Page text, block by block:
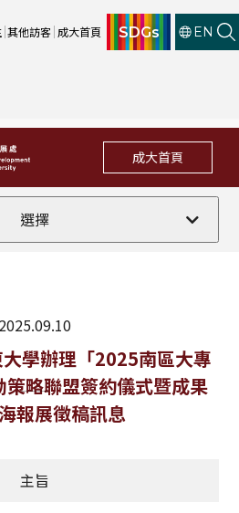
其他訪客 成大首頁 SDGs EN
成大首頁
選擇
全部
法規修訂
補助獎項
活動訊息
2025.09.10
大學辦理「2025南區大專
略聯盟簽約儀式暨成果
報展徵稿訊息
主旨